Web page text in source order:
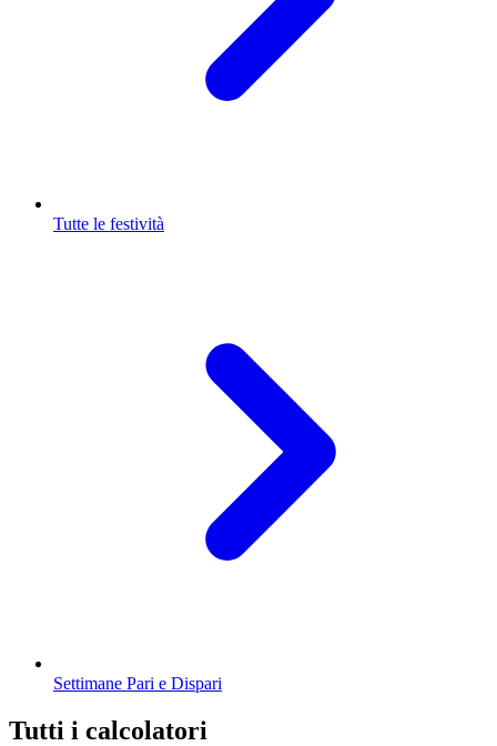
Tutte le festività
Settimane Pari e Dispari
Tutti i calcolatori